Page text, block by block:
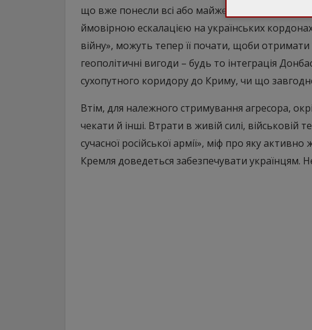
що вже понесли всі або майже всі репутаційні та
ймовірною ескалацією на українських
війну», можуть тепер її почати, щоби отримати
геополітичні вигоди – будь то інтеграція
сухопутного коридору до Криму, чи що
Втім, для належного стримування агресора,
чекати й інші. Втрати в живій силі, військовій
сучасної російської армії», міф про яку
Кремля доведеться забезпечувати українцям.